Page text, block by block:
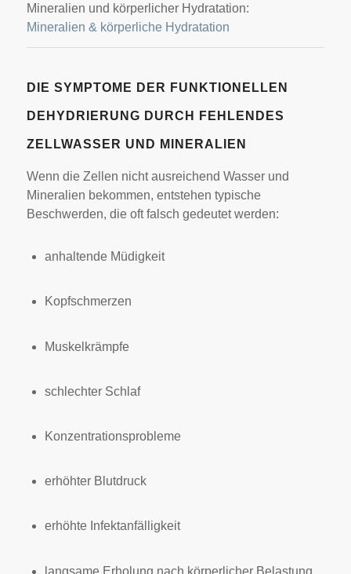
Mineralien und körperlicher Hydratation:
Mineralien & körperliche Hydratation
DIE SYMPTOME DER FUNKTIONELLEN
DEHYDRIERUNG DURCH FEHLENDES
ZELLWASSER UND MINERALIEN
Wenn die Zellen nicht ausreichend Wasser und
Mineralien bekommen, entstehen typische
Beschwerden, die oft falsch gedeutet werden:
anhaltende Müdigkeit
Kopfschmerzen
Muskelkrämpfe
schlechter Schlaf
Konzentrationsprobleme
erhöhter Blutdruck
erhöhte Infektanfälligkeit
langsame Erholung nach körperlicher Belastung